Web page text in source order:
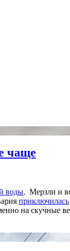
чаще
воды. Мерзли и
приключилась
на скучные